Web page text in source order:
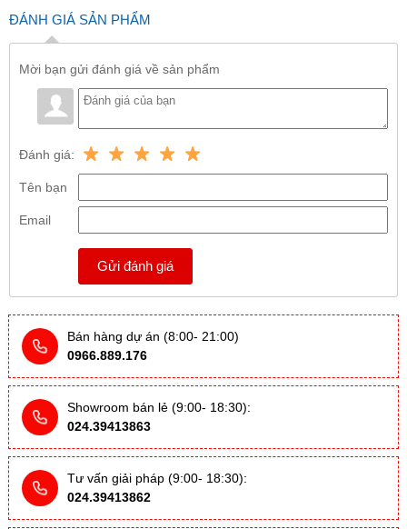
ĐÁNH GIÁ SẢN PHẨM
Mời bạn gửi đánh giá về sản phẩm
Đánh giá:
Tên bạn
Email
Gửi đánh giá
Bán hàng dự án (8:00- 21:00)
0966.889.176
Showroom bán lẻ (9:00- 18:30):
024.39413863
Tư vấn giải pháp (9:00- 18:30):
024.39413862